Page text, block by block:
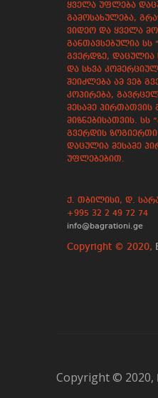
ყველა უფლება
გამოსახულება,
ვიდეო და ყველა
განთავსებულია სს
გვერდზე,
და სხვა
შეიძლება ამ ვებ
კოპირება,
მესამე პირთათვის
მიზნებისათვის. სს
გვერდის ზოგიერთი
დაცულია მესამე
უფლებებით.
ქ. თბილისი, დ.
+995 32 2 49 72 74
info@bagrationi.ge
Copyright © 2020,
Copyright © 2020,